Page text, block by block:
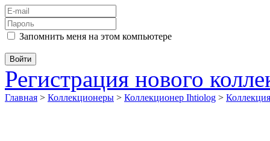
Запомнить меня на этом компьютере
Регистрация нового
Главная > Коллекционеры > Коллекционер Ihtiolog >